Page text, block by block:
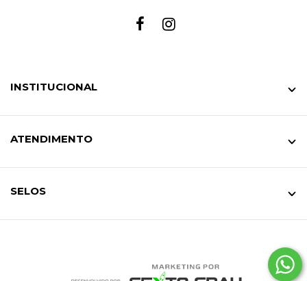
INSTITUCIONAL
ATENDIMENTO
SELOS